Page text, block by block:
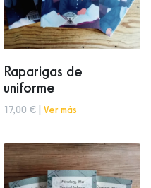
Raparigas de
uniforme
17,00 € | Ver más